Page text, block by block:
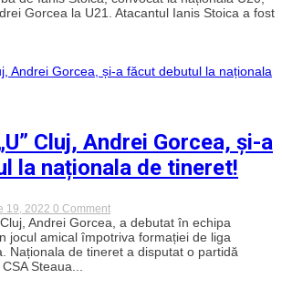
are
doi
România
Gorcea la U21. Atacantul Ianis Stoica a fost
Cluj, Andrei Gorcea, și-a
la naționala de tineret!
19, 2022 0 Commenton
Portarul
lui
„U”
Cluj,
Andrei Gorcea, a debutat în echipa
jocul amical împotriva formației de liga
Naționala de tineret a disputat o partidă
Steaua...